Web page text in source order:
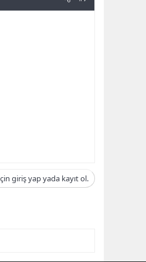
giriş yap yada kayıt ol.